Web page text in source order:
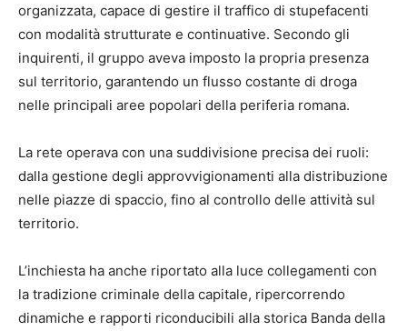
organizzata, capace di gestire il traffico di stupefacenti
con modalità strutturate e continuative. Secondo gli
inquirenti, il gruppo aveva imposto la propria presenza
sul territorio, garantendo un flusso costante di droga
nelle principali aree popolari della periferia romana.
La rete operava con una suddivisione precisa dei ruoli:
dalla gestione degli approvvigionamenti alla distribuzione
nelle piazze di spaccio, fino al controllo delle attività sul
territorio.
L’inchiesta ha anche riportato alla luce collegamenti con
la tradizione criminale della capitale, ripercorrendo
dinamiche e rapporti riconducibili alla storica Banda della